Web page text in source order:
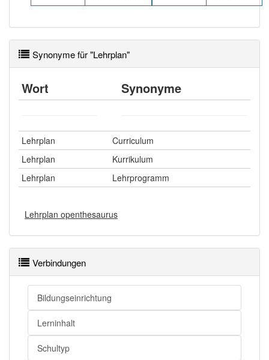
Synonyme für "Lehrplan"
Wort Synonyme
Lehrplan
Curriculum
Lehrplan
Kurrikulum
Lehrplan
Lehrprogramm
Lehrplan openthesaurus
Verbindungen
Bildungseinrichtung
Lerninhalt
Schultyp